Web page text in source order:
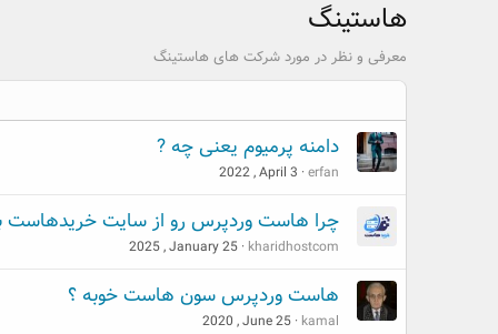
هاستینگ
معرفی و نظر در مورد شرکت های هاستینگ
دامنه پرمیوم یعنی چه ?
erfan
2022 , April 3
چرا هاست وردپرس رو از سایت خریدهاست
kharidhostcom
2025 , January 25
هاست وردپرس سون هاست خوبه ؟
kamal
2020 , June 25